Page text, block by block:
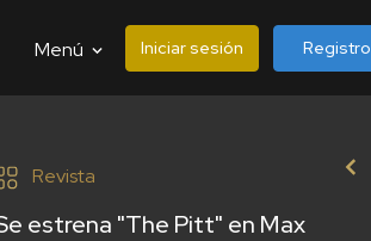
Menú Iniciar sesión Registro
Revista
estrena "The Pitt" en Max